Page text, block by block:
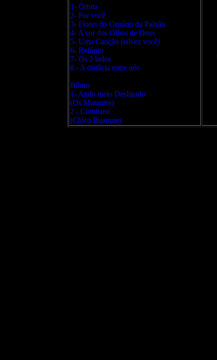
1- Órbita
2- Por você
3- Flores do Cenário da Paixão
4- A cor dos Olhos de Deus
5- Uma Canção (talvez você)
6- Refúgio
7- Os 2 lados
8 - A distâcia entre nós
Bônus
1- Ando meio Desligado
(Os Mutantes)
2 - Cotidiano
(Chico Buarque)